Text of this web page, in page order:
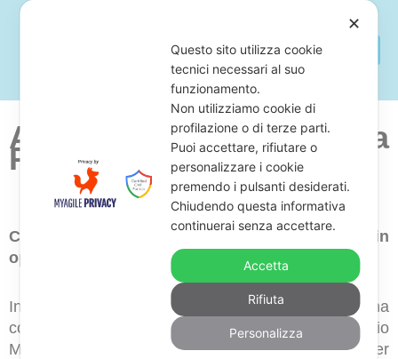
Avvocato Per Opporsi a
Pignoramenti Tirano
Cerchi uno studio legale di avvocati esperti in
opposizione a pignoramenti in zona Tirano?
In tal caso, ti proponiamo di richiedere una
consulenza sul Web o in zona Tirano a Studio
Monardo, professionisti nel supporto legale per
✕
Questo sito utilizza cookie
tecnici necessari al suo
funzionamento.
Non utilizziamo cookie di
profilazione o di terze parti.
Puoi accettare, rifiutare o
personalizzare i cookie
premendo i pulsanti desiderati.
Chiudendo questa informativa
continuerai senza accettare.
Accetta
Rifiuta
Personalizza